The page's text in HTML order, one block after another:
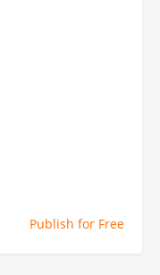
Publish for Free